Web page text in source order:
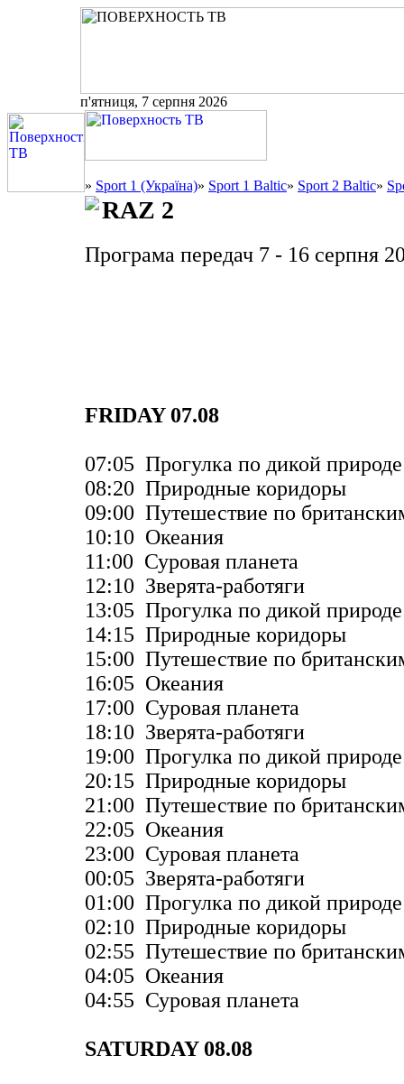
п'ятниця, 7 серпня 2026
» Sport 1 (Україна)» Sport 1 Baltic» Sport 2 Baltic»
RAZ 2
Програма передач 7 - 16 серпня
FRIDAY 07.08
07:05 Прогулка по дикой природе
08:20 Природные коридоры
09:00 Путешествие по
10:10 Океания
11:00 Суровая планета
12:10 Зверята-работяги
13:05 Прогулка по дикой природе
14:15 Природные коридоры
15:00 Путешествие по
16:05 Океания
17:00 Суровая планета
18:10 Зверята-работяги
19:00 Прогулка по дикой природе
20:15 Природные коридоры
21:00 Путешествие по
22:05 Океания
23:00 Суровая планета
00:05 Зверята-работяги
01:00 Прогулка по дикой природе
02:10 Природные коридоры
02:55 Путешествие по
04:05 Океания
04:55 Суровая планета
SATURDAY 08.08